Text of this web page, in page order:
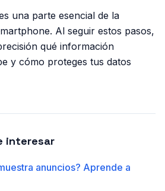
una parte esencial de la
Al seguir estos pasos,
qué información
y cómo proteges tus datos
interesar
anuncios? Aprende a